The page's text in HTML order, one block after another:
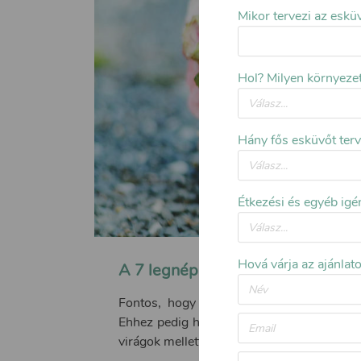
​A 7 legnépszerűbb esküvői
Fontos, hogy a menyasszonyok igazi
Ehhez pedig hozzájárulhat a jól
virágok mellett dönts, íme, egy kis
Mikor tervezi az
Hol? Milyen
Hány fős esküvőt
Étkezési és egyéb
Hová várja az